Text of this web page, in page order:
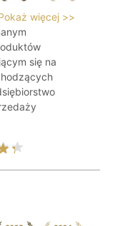
więcej >>
się na